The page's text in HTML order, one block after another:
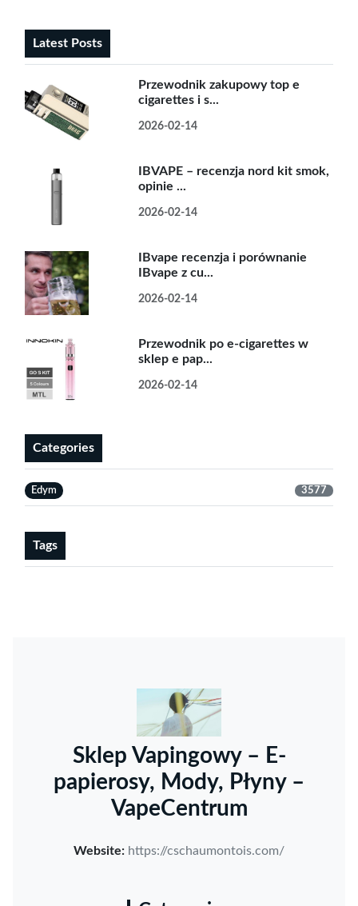
Latest Posts
Przewodnik zakupowy top e
cigarettes i s...
2026-02-14
IBVAPE – recenzja nord kit smok,
opinie ...
2026-02-14
IBvape recenzja i porównanie
IBvape z cu...
2026-02-14
Przewodnik po e-cigarettes w
sklep e pap...
2026-02-14
Categories
Edym 3577
Tags
Sklep Vapingowy – E-
papierosy, Mody, Płyny –
VapeCentrum
Website: https://cschaumontois.com/